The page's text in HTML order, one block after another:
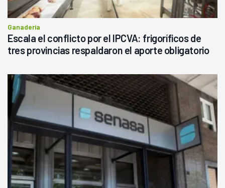
Ganadería
Escala el conflicto por el IPCVA: frigoríficos de
tres provincias respaldaron el aporte obligatorio